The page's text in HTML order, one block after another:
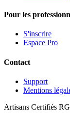
Pour les
S'inscrire
Espace Pro
Contact
Support
Mentions
Artisans Certifiés